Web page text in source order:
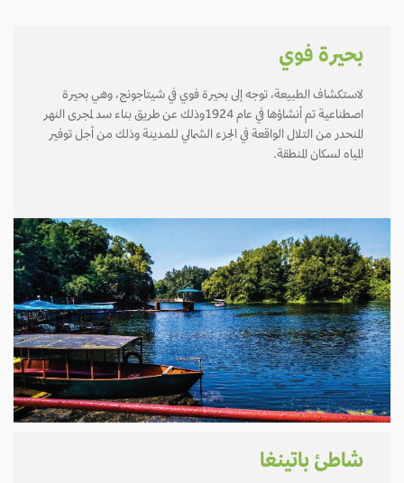
بحيرة فوي
لاستكشاف الطبيعة، توجه إلى بحيرة فوي في شيتاجونج، وهي بحيرة
اصطناعية تم أنشاؤها في عام 1924وذلك عن طريق بناء سد لمجرى النهر
المنحدر من التلال الواقعة في الجزء الشمالي للمدينة وذلك من أجل توفير
المياه لسكان المنطقة.
شاطئ باتينغا